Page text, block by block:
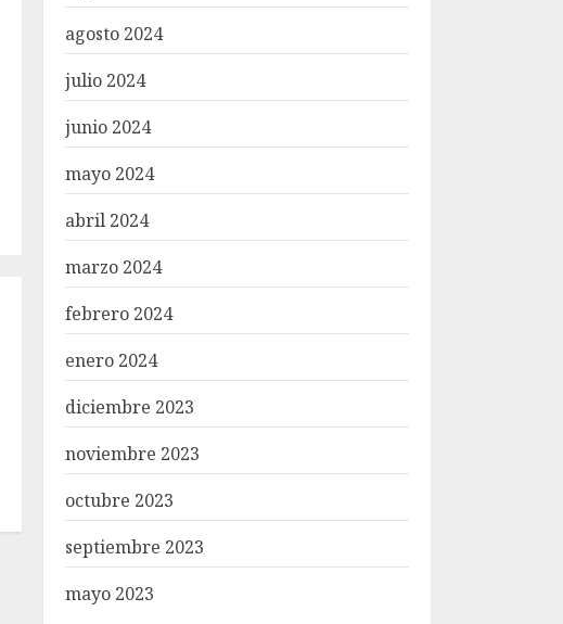
agosto 2024
julio 2024
junio 2024
mayo 2024
abril 2024
marzo 2024
febrero 2024
enero 2024
diciembre 2023
noviembre 2023
octubre 2023
septiembre 2023
mayo 2023